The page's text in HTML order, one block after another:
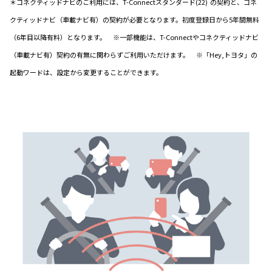
クティッドナビ（車載ナビ有）の契約が必要となります。初度登録日から5年間無料
（6年目以降有料）となります。 ※一部機能は、T-Connectやコネクティッドナビ
（車載ナビ有）契約の有無に関わらずご利用いただけます。 ※「Hey,トヨタ」の
起動ワードは、設定から変更することができます。